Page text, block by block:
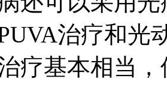
治疗和光
疗基本相当